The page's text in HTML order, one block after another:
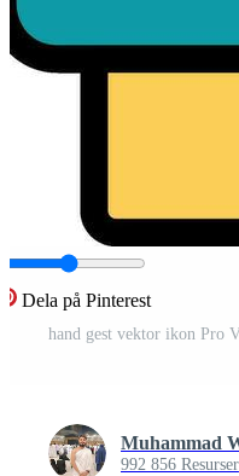
Dela på Pinterest
hand gest vektor ikon Pro
Muhammad
992 856 Resurser